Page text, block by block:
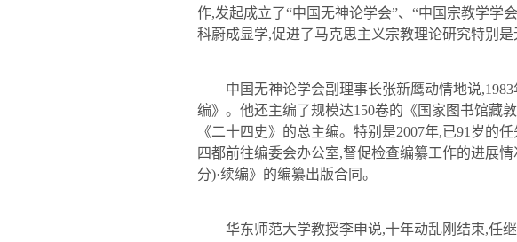
作,发起成立了“中国无神论学会”、“中国宗教学学
科蔚成显学,促进了马克思主义宗教理论研究特别是
中国无神论学会副理事长张新鹰动情地说,1983
编》。他还主编了规模达150卷的《国家图书馆藏敦
《二十四史》的总主编。特别是2007年,已91 岁的任
四都前往编委会办公室,督促检查编纂工作的进展
分)·续编》的编纂出版合同。
华东师范大学教授李申说,十年动乱刚结束,任